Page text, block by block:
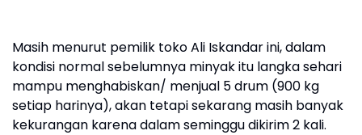
Masih menurut pemilik toko Ali Iskandar ini, dalam
kondisi normal sebelumnya minyak itu langka sehari
mampu menghabiskan/ menjual 5 drum (900 kg
setiap harinya), akan tetapi sekarang masih banyak
kekurangan karena dalam seminggu dikirim 2 kali.